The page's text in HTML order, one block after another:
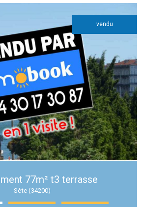
vendu
77m² t3 terrasse
Sète (34200)